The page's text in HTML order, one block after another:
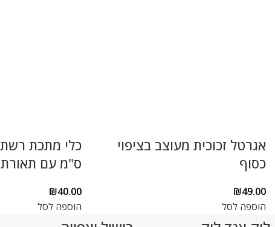
אגרטל זכוכית מעוצב בציפוי
כסוף
₪49.00
הוספה לסל
ס"מ עם תאורת
₪40.00
הוספה לסל